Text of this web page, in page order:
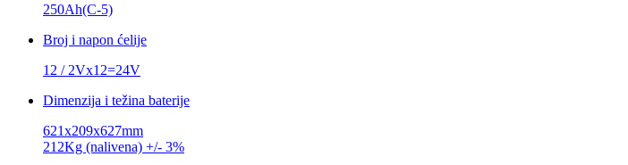
250Ah(C-5)
Broj i napon ćelije
12 / 2Vx12=24V
Dimenzija i težina baterije
621x209x627mm
212Kg (nalivena) +/- 3%